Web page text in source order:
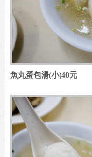
魚丸蛋包湯(小)40元